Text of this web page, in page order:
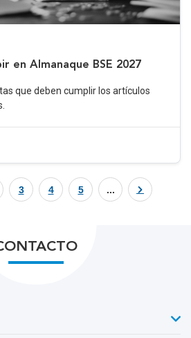
en Almanaque BSE 2027
que deben cumplir los artículos
3 4 5 ...